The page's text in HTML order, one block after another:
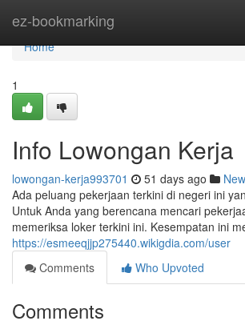
ez-bookmarking
Home
Home
1
Info Lowongan Kerja
lowongan-kerja993701 51 days ago
Ada peluang pekerjaan terkini di negeri ini
Untuk Anda yang berencana mencari
memeriksa loker terkini ini. Kesempatan ini
https://esmeeqjjp275440.wikigdia.com/user
Comments
Who Upvoted
Comments